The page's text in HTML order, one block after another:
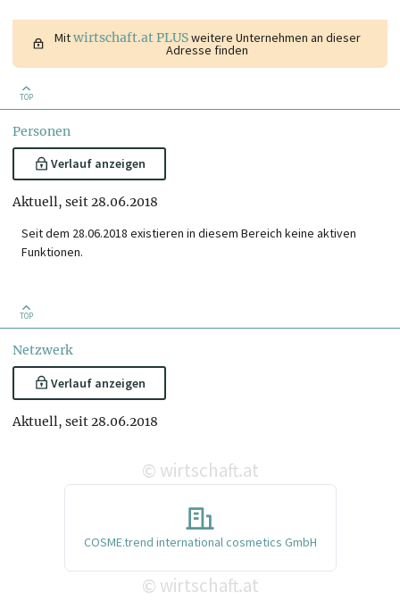
Mitwirtschaft.at PLUSweitere Unternehmen an dieser
Adresse finden
TOP
Personen
Verlauf anzeigen
Aktuell, seit 28.06.2018
Seit dem 28.06.2018 existieren in diesem Bereich keine aktiven
Funktionen.
TOP
Netzwerk
Verlauf anzeigen
Aktuell, seit 28.06.2018
© wirtschaft.at
COSME.trend international cosmetics GmbH
© wirtschaft.at